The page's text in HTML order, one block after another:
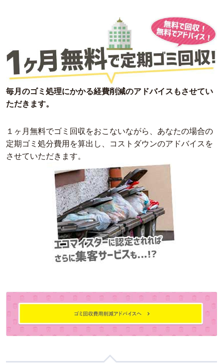
毎月のゴミ処理にかかる経費削減のアドバイスもさせてい
ただきます。
１ヶ月無料でゴミ回収をおこないながら、あなたの場合の
定期ゴミ処分費用を算出し、コストダウンのアドバイスを
させていただきます。